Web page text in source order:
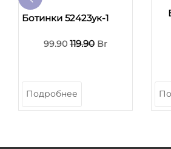
Ботинки 52423ук-1
99.90 119.90 Br
Подробнее